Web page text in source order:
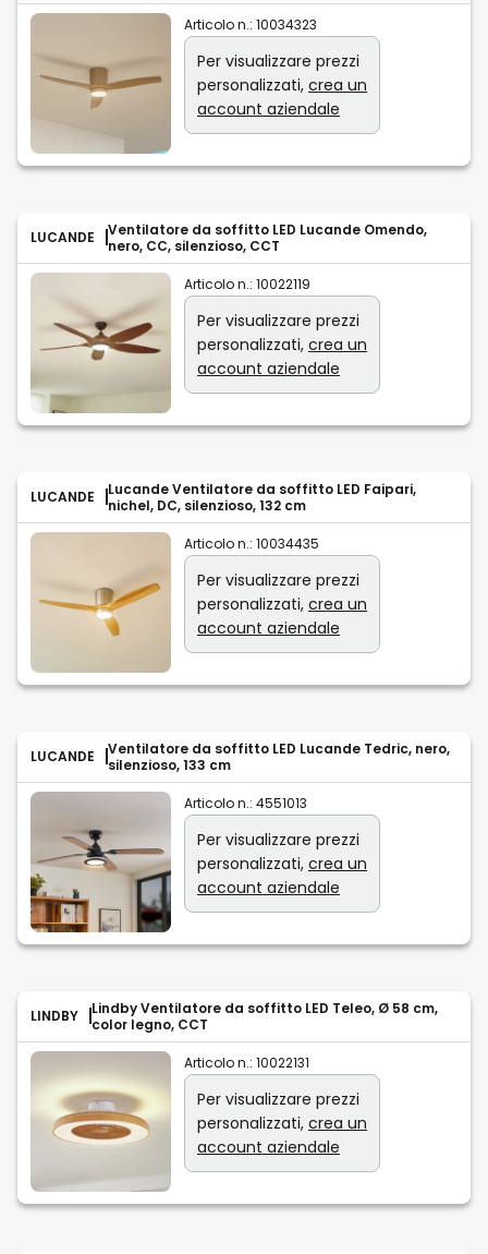
Articolo n.: 10034323
Per visualizzare prezzi
personalizzati, crea un
account aziendale
LUCANDE
Ventilatore da soffitto LED Lucande Omendo,
nero, CC, silenzioso, CCT
Articolo n.: 10022119
Per visualizzare prezzi
personalizzati, crea un
account aziendale
LUCANDE
Lucande Ventilatore da soffitto LED Faipari,
nichel, DC, silenzioso, 132 cm
Articolo n.: 10034435
Per visualizzare prezzi
personalizzati, crea un
account aziendale
LUCANDE
Ventilatore da soffitto LED Lucande Tedric, nero,
silenzioso, 133 cm
Articolo n.: 4551013
Per visualizzare prezzi
personalizzati, crea un
account aziendale
LINDBY
Lindby Ventilatore da soffitto LED Teleo, Ø 58 cm,
color legno, CCT
Articolo n.: 10022131
Per visualizzare prezzi
personalizzati, crea un
account aziendale